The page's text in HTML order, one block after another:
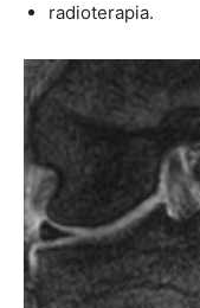
radioterapia.